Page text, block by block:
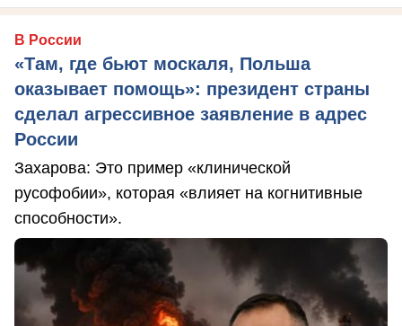
В России
«Там, где бьют москаля, Польша
оказывает помощь»: президент страны
сделал агрессивное заявление в адрес
России
Захарова: Это пример «клинической
русофобии», которая «влияет на когнитивные
способности».